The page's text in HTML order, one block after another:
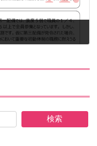
検索